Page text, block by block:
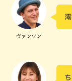
ヴァンソン